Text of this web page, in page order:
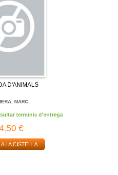
D'ANIMALS
MARC
terminis d'entrega
€
LA CISTELLA